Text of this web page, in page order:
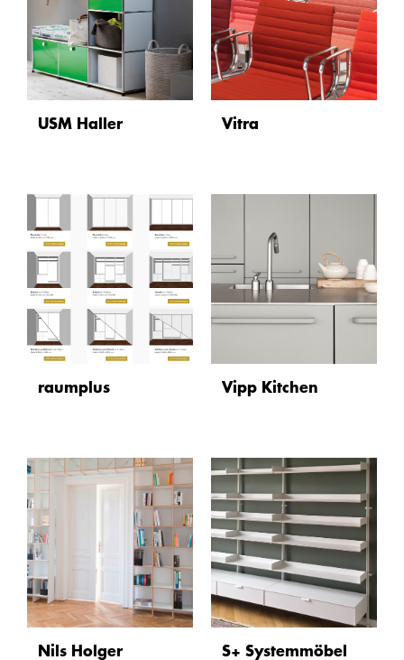
USM Haller Vitra
raumplus Vipp Kitchen
Nils Holger
S+ Systemmöbel